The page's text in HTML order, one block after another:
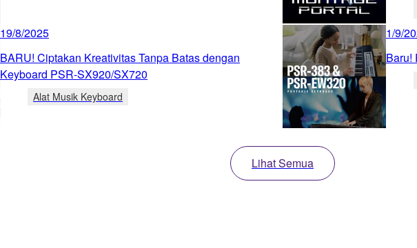
19/8/2025
BARU! Ciptakan Kreativitas Tanpa Batas dengan
Keyboard PSR-SX920/SX720
Alat Musik Keyboard
1/9/
Baru!
Lihat Semua